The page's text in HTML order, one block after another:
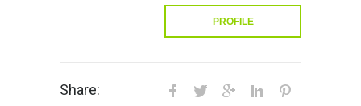
PROFILE
Share: